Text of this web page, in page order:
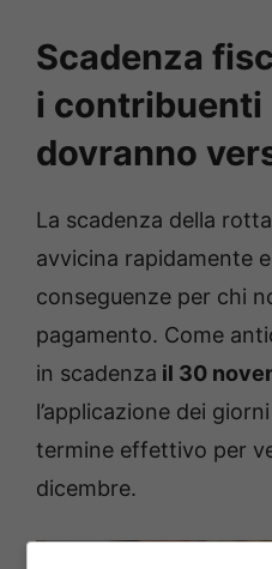
Scadenza
i contribuenti
dovranno
La scadenza della
avvicina rapidamente
conseguenze per chi
pagamento. Come
in scadenza il 30
l’applicazione dei
termine effettivo per
dicembre.